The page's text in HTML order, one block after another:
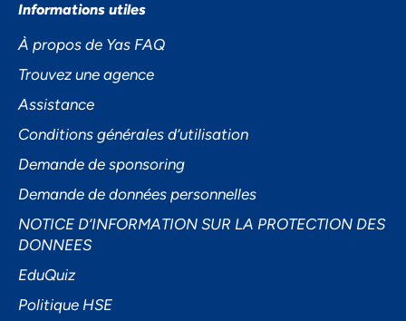
Informations utiles
À propos de Yas FAQ
Trouvez une agence
Assistance
Conditions générales d’utilisation
Demande de sponsoring
Demande de données personnelles
NOTICE D’INFORMATION SUR LA PROTECTION DES
DONNEES
EduQuiz
Politique HSE